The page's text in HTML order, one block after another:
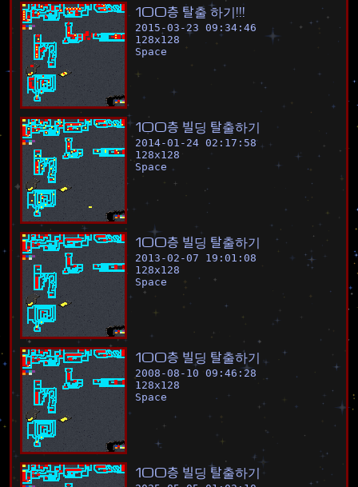
100층 탈출 하기!!!
2015-03-23 09:34:46
128x128
Space
100층 빌딩 탈출하기
2014-01-24 02:17:58
128x128
Space
100층 빌딩 탈출하기
2013-02-07 19:01:08
128x128
Space
100층 빌딩 탈출하기
2008-08-10 09:46:28
128x128
Space
100층 빌딩 탈출하기